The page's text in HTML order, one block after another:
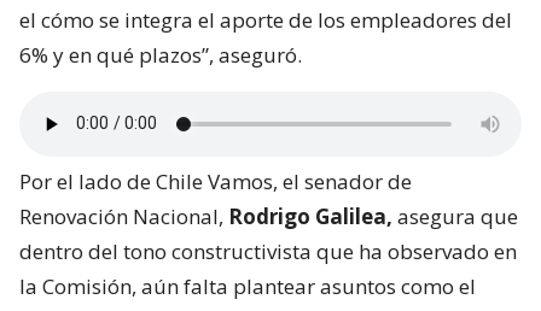
el cómo se integra el aporte de los empleadores del
6% y en qué plazos”, aseguró.
Por el lado de Chile Vamos, el senador de
Renovación Nacional, Rodrigo Galilea, asegura que
dentro del tono constructivista que ha observado en
la Comisión, aún falta plantear asuntos como el